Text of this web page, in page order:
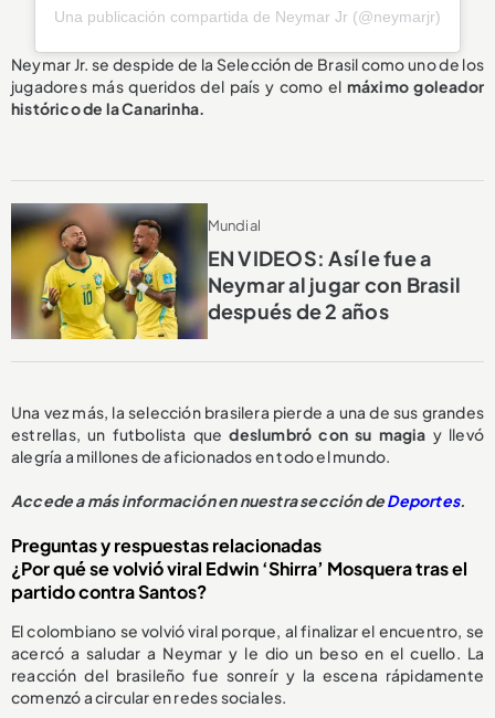
Una publicación compartida de Neymar Jr (@neymarjr)
Neymar Jr. se despide de la Selección de Brasil como uno de los
jugadores más queridos del país y como el máximo goleador
histórico de la Canarinha.
Mundial
EN VIDEOS: Así le fue a
Neymar al jugar con Brasil
después de 2 años
Una vez más, la selección brasilera pierde a una de sus grandes
estrellas, un futbolista que deslumbró con su magia y llevó
alegría a millones de aficionados en todo el mundo.
Accede a más información en nuestra sección deDeportes.
Preguntas y respuestas relacionadas
¿Por qué se volvió viral Edwin ‘Shirra’ Mosquera tras el
partido contra Santos?
El colombiano se volvió viral porque, al finalizar el encuentro, se
acercó a saludar a Neymar y le dio un beso en el cuello. La
reacción del brasileño fue sonreír y la escena rápidamente
comenzó a circular en redes sociales.